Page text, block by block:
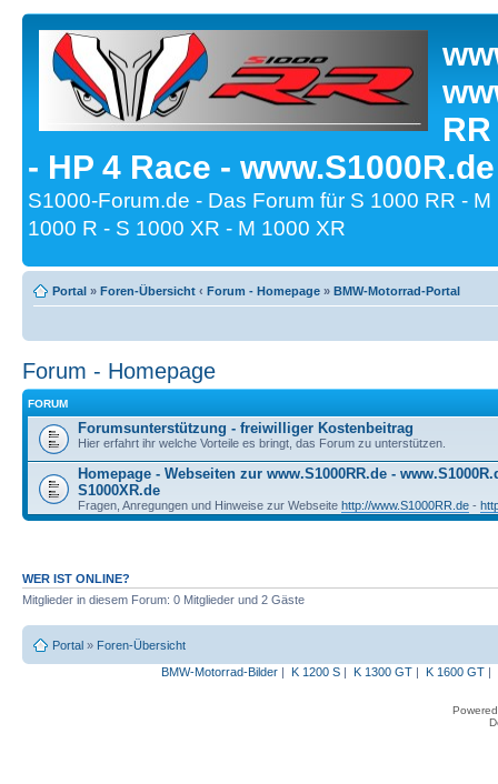
- HP 4 Race -
S1000-Forum.de - Das Forum für S 1000 RR -
1000 R - S 1000 XR - M 1000 XR
Portal » Foren-Übersicht ‹ Forum - Homepage » BMW-Motorrad-Portal
Forum - Homepage
FORUM
Forumsunterstützung - freiwilliger Kostenbeitrag
Hier erfahrt ihr welche Vorteile es bringt, das Forum zu unterstützen.
Homepage - Webseiten zur www.S1000RR.de -
S1000XR.de
Fragen, Anregungen und Hinweise zur Webseite http://www.S1000RR.de -
WER IST ONLINE?
Mitglieder in diesem Forum: 0 Mitglieder und 2 Gäste
Portal » Foren-Übersicht
BMW-Motorrad-Bilder| K 1200 S| K 1300 GT| K 1600 GT|